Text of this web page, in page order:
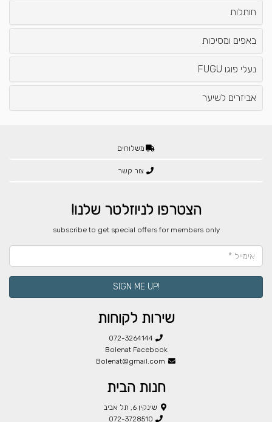
חותלות
באפים ומסיכות
נעלי פוגו FUGU
אביזרים לשיער
משלוחים
צור קשר
הצטרפו לניוזלטר שלנו!
​subscribe to get special offers for members only
!SIGN ME UP
שירות לקוחות
072-3264144
Bolenat Facebook
Bolenat@gmail.com
חנות הבית
שינקין 6, תל אביב
072-3728510